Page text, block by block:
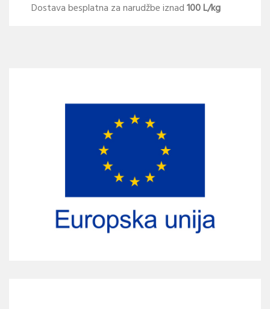
Dostava besplatna za narudžbe iznad100 L/kg